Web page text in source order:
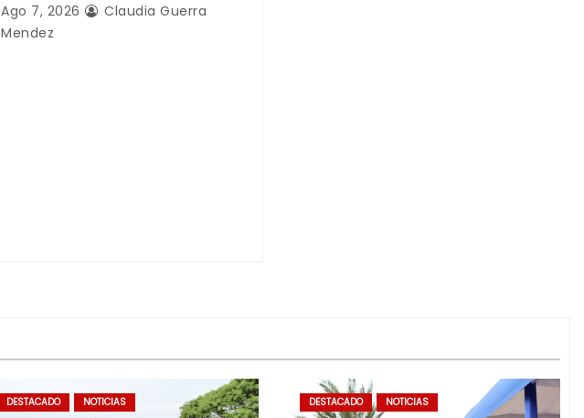
Ago 7, 2026
Claudia Guerra
Mendez
DESTACADO NOTICIAS DESTACADO NOTICIAS